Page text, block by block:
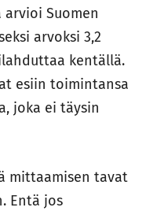
Suomen
arvoksi 3,2
kentällä.
esiin toimintansa
joka ei täysin
mittaamisen tavat
Entä jos